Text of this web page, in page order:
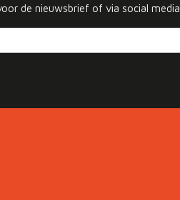
de nieuwsbrief of via social media.